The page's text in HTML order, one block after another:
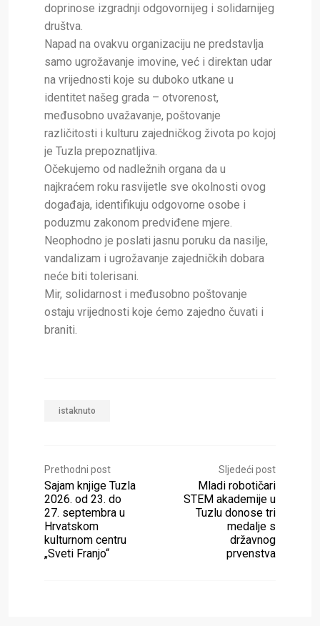
doprinose izgradnji odgovornijeg i solidarnijeg
društva.
Napad na ovakvu organizaciju ne predstavlja
samo ugrožavanje imovine, već i direktan udar
na vrijednosti koje su duboko utkane u
identitet našeg grada – otvorenost,
međusobno uvažavanje, poštovanje
različitosti i kulturu zajedničkog života po kojoj
je Tuzla prepoznatljiva.
Očekujemo od nadležnih organa da u
najkraćem roku rasvijetle sve okolnosti ovog
događaja, identifikuju odgovorne osobe i
poduzmu zakonom predviđene mjere.
Neophodno je poslati jasnu poruku da nasilje,
vandalizam i ugrožavanje zajedničkih dobara
neće biti tolerisani.
Mir, solidarnost i međusobno poštovanje
ostaju vrijednosti koje ćemo zajedno čuvati i
braniti.
istaknuto
Prethodni post
Sajam knjige Tuzla
2026. od 23. do
27. septembra u
Hrvatskom
kulturnom centru
„Sveti Franjo“
Sljedeći post
Mladi robotičari
STEM akademije u
Tuzlu donose tri
medalje s
državnog
prvenstva